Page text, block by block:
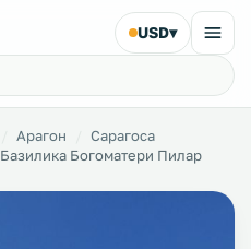
USD▾
Арагон
Сарагоса
Базилика Богоматери Пилар